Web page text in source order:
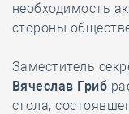
необходимость
стороны
Заместитель
Вячеслав Гриб
стола,